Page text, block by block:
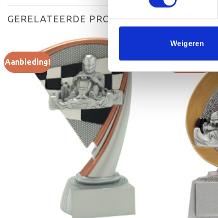
Weigeren
GERELATEERDE PRODUCTEN
Aanbieding!
Toevoegen
verlanglijst
Aanbieding!